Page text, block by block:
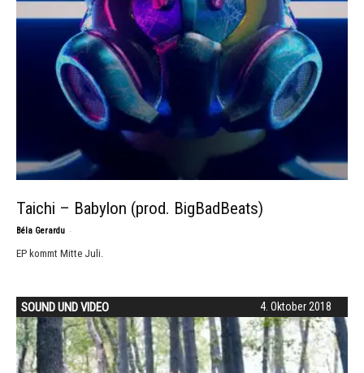
Taichi – Babylon (prod. BigBadBeats)
Béla Gerardu -
EP kommt Mitte Juli.
4. Oktober 2018
SOUND UND VIDEO